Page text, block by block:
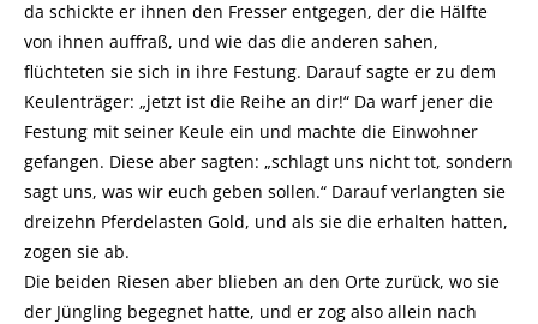
da schickte er ihnen den Fresser entgegen, der die Hälfte
von ihnen auffraß, und wie das die anderen sahen,
flüchteten sie sich in ihre Festung. Darauf sagte er zu dem
Keulenträger: „jetzt ist die Reihe an dir!“ Da warf jener die
Festung mit seiner Keule ein und machte die Einwohner
gefangen. Diese aber sagten: „schlagt uns nicht tot, sondern
sagt uns, was wir euch geben sollen.“ Darauf verlangten sie
dreizehn Pferdelasten Gold, und als sie die erhalten hatten,
zogen sie ab.
Die beiden Riesen aber blieben an den Orte zurück, wo sie
der Jüngling begegnet hatte, und er zog also allein nach